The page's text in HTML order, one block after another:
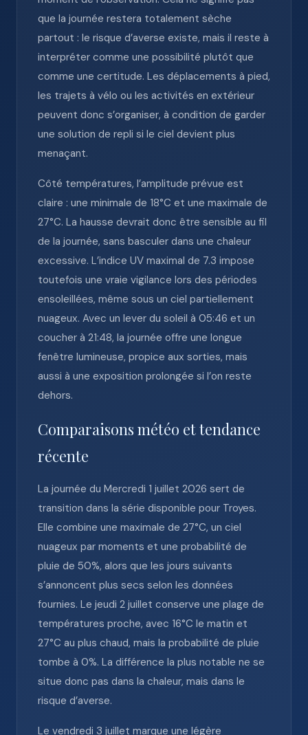
que la journée restera totalement sèche
partout : le risque d’averse existe, mais il reste à
interpréter comme une possibilité plutôt que
comme une certitude. Les déplacements à pied,
les trajets à vélo ou les activités en extérieur
peuvent donc s’organiser, à condition de garder
une solution de repli si le ciel devient plus
menaçant.
Côté températures, l’amplitude prévue est
claire : une minimale de 18°C et une maximale de
27°C. La hausse devrait donc être sensible au fil
de la journée, sans basculer dans une chaleur
excessive. L’indice UV maximal de 7.3 impose
toutefois une vraie vigilance lors des périodes
ensoleillées, même sous un ciel partiellement
nuageux. Avec un lever du soleil à 05:46 et un
coucher à 21:48, la journée offre une longue
fenêtre lumineuse, propice aux sorties, mais
aussi à une exposition prolongée si l’on reste
dehors.
Comparaisons météo et tendance
récente
La journée du Mercredi 1 juillet 2026 sert de
transition dans la série disponible pour Troyes.
Elle combine une maximale de 27°C, un ciel
nuageux par moments et une probabilité de
pluie de 50%, alors que les jours suivants
s’annoncent plus secs selon les données
fournies. Le jeudi 2 juillet conserve une plage de
températures proche, avec 16°C le matin et
27°C au plus chaud, mais la probabilité de pluie
tombe à 0%. La différence la plus notable ne se
situe donc pas dans la chaleur, mais dans le
risque d’averse.
Le vendredi 3 juillet marque une légère